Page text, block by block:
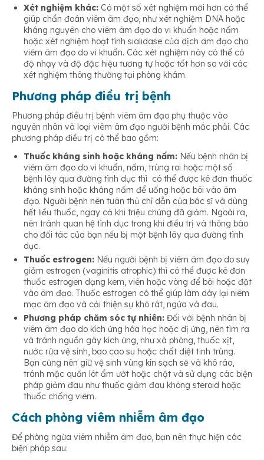
Xét nghiệm khác: Có một số xét nghiệm mới hơn có thể
giúp chẩn đoán viêm âm đạo, như xét nghiệm DNA hoặc
kháng nguyên cho viêm âm đạo do vi khuẩn hoặc nấm
hoặc xét nghiệm hoạt tính sialidase của dịch âm đạo cho
viêm âm đạo do vi khuẩn. Các xét nghiệm này có thể có
độ nhạy và độ đặc hiệu tương tự hoặc tốt hơn so với các
xét nghiệm thông thường tại phòng khám.
Phương pháp điều trị bệnh
Phương pháp điều trị bệnh viêm âm đạo phụ thuộc vào
nguyên nhân và loại viêm âm đạo người bệnh mắc phải. Các
phương pháp điều trị có thể bao gồm:
Thuốc kháng sinh hoặc kháng nấm: Nếu bệnh nhân bị
viêm âm đạo do vi khuẩn, nấm, trùng roi hoặc một số
bệnh lây qua đường tình dục thì có thể được kê đơn thuốc
kháng sinh hoặc kháng nấm để uống hoặc bôi vào âm
đạo. Người bệnh nên tuân thủ chỉ dẫn của bác sĩ và dùng
hết liều thuốc, ngay cả khi triệu chứng đã giảm. Ngoài ra,
nên tránh quan hệ tình dục trong khi điều trị và thông báo
cho đối tác của bạn nếu bị một bệnh lây qua đường tình
dục.
Thuốc estrogen: Nếu người bệnh bị viêm âm đạo do suy
giảm estrogen (vaginitis atrophic) thì có thể được kê đơn
thuốc estrogen dạng kem, viên hoặc vòng để bôi hoặc đặt
vào âm đạo. Thuốc estrogen có thể giúp làm dày lại niêm
mạc âm đạo và cải thiện sự khô rát, ngứa và đau.
Phương pháp chăm sóc tự nhiên: Đối với bệnh nhân bị
viêm âm đạo do kích ứng hóa học hoặc dị ứng, nên tìm ra
và tránh nguồn gây kích ứng, như xà phòng, thuốc xịt,
nước rửa vệ sinh, bao cao su hoặc chất diệt tinh trùng.
Bạn cũng nên giữ vệ sinh vùng kín sạch sẽ và khô ráo,
tránh mặc quần lót ẩm ướt hoặc chật và sử dụng các biện
pháp giảm đau như thuốc giảm đau không steroid hoặc
thuốc chống viêm.
Cách phòng viêm nhiễm âm đạo
Để phòng ngừa viêm nhiễm âm đạo, bạn nên thực hiện các
biện pháp sau: